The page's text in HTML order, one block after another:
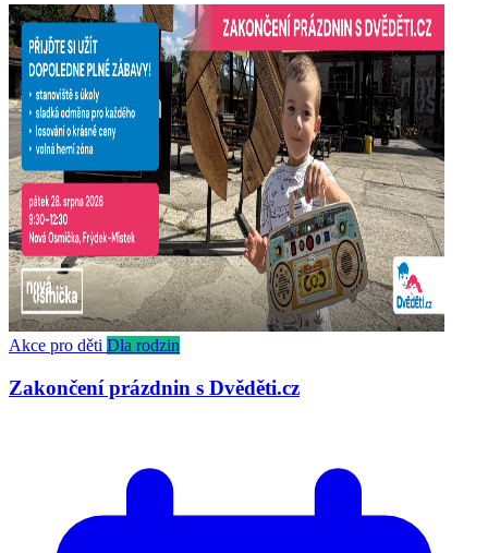
Akce pro děti Dla rodzin
Zakončení prázdnin s Dvěděti.cz